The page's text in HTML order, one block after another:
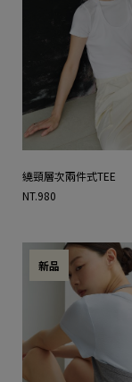
繞頸層次兩件式TEE
NT.980
新品